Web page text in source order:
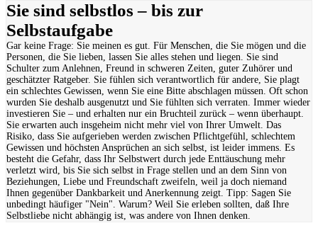
Sie sind selbstlos – bis zur
Selbstaufgabe
Gar keine Frage: Sie meinen es gut. Für Menschen, die Sie mögen und die
Personen, die Sie lieben, lassen Sie alles stehen und liegen. Sie sind
Schulter zum Anlehnen, Freund in schweren Zeiten, guter Zuhörer und
geschätzter Ratgeber. Sie fühlen sich verantwortlich für andere, Sie plagt
ein schlechtes Gewissen, wenn Sie eine Bitte abschlagen müssen. Oft schon
wurden Sie deshalb ausgenutzt und Sie fühlten sich verraten. Immer wieder
investieren Sie – und erhalten nur ein Bruchteil zurück – wenn überhaupt.
Sie erwarten auch insgeheim nicht mehr viel von Ihrer Umwelt. Das
Risiko, dass Sie aufgerieben werden zwischen Pflichtgefühl, schlechtem
Gewissen und höchsten Ansprüchen an sich selbst, ist leider immens. Es
besteht die Gefahr, dass Ihr Selbstwert durch jede Enttäuschung mehr
verletzt wird, bis Sie sich selbst in Frage stellen und an dem Sinn von
Beziehungen, Liebe und Freundschaft zweifeln, weil ja doch niemand
Ihnen gegenüber Dankbarkeit und Anerkennung zeigt. Tipp: Sagen Sie
unbedingt häufiger "Nein". Warum? Weil Sie erleben sollten, daß Ihre
Selbstliebe nicht abhängig ist, was andere von Ihnen denken.